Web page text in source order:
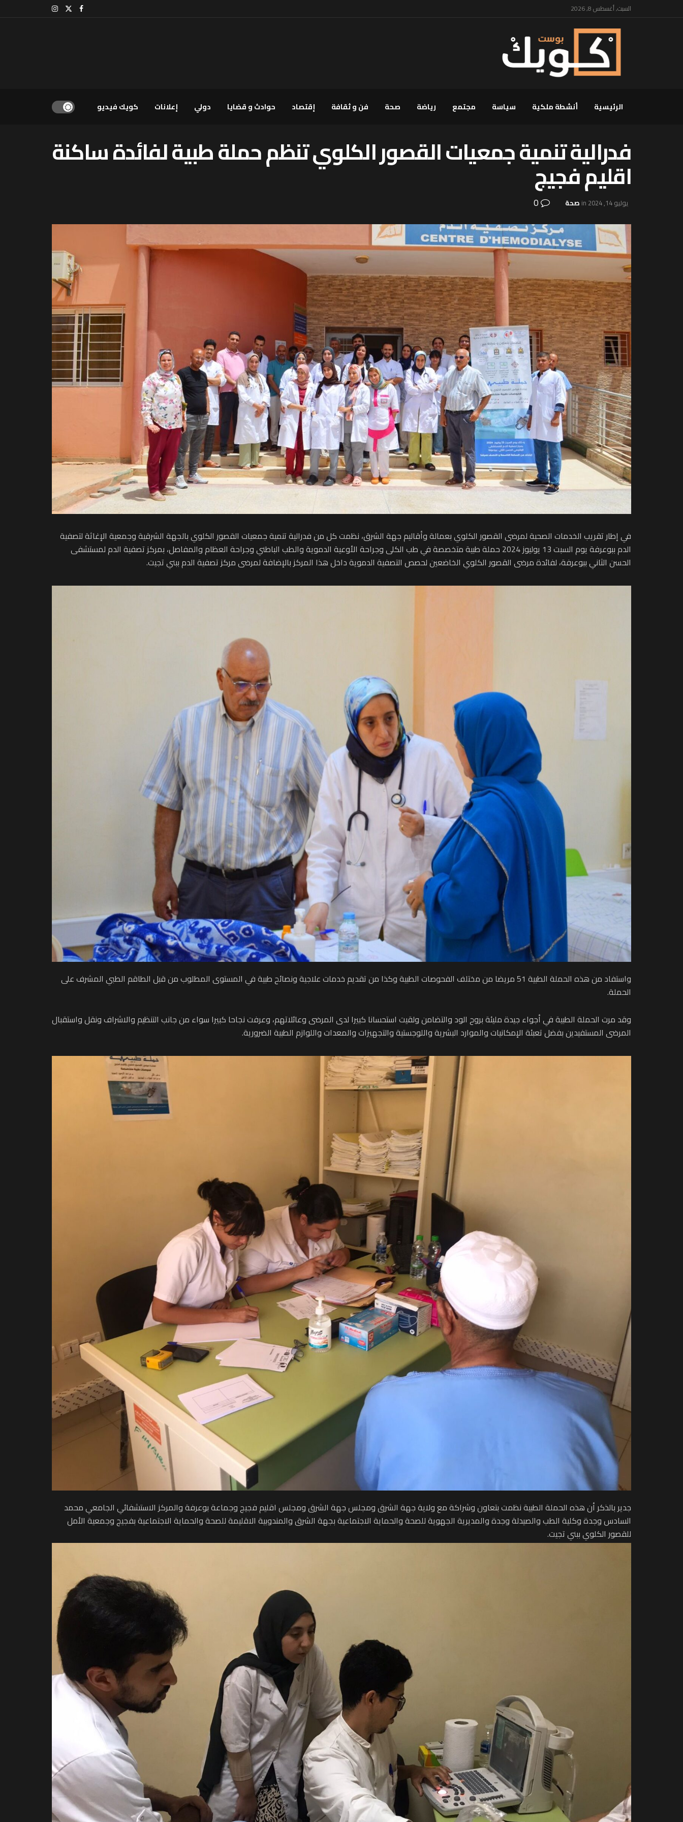
السبت, أغسطس 8, 2026
الرئيسية أنشطة ملكية سياسة مجتمع رياضة صحة فن و ثقافة إقتصاد حوادث و قضايا دولي إعلانات كويك فيديو
فدرالية تنمية جمعيات القصور الكلوي تنظم حملة طبية لفائدة ساكنة
اقليم فجيج
يوليو 14, 2024 in صحة
في إطار تقريب الخدمات الصحية لمرضى القصور الكلوي بعمالة وأقاليم جهة الشرق، نظمت كل من فدرالية تنمية جمعيات القصور الكلوي بالجهة الشرقية وجمعية الإغاثة لتصفية
الدم ببوعرفة يوم السبت 13 يوليوز 2024 حملة طبية متخصصة في طب الكلى وجراحة الأوعية الدموية والطب الباطني وجراحة العظام والمفاصل، بمركز تصفية الدم لمستشفى
الحسن الثاني ببوعرفة، لفائدة مرضى القصور الكلوي الخاضعين لحصص التصفية الدموية داخل هذا المركز بالإضافة لمرضى مركز تصفية الدم ببني تجيت.
واستفاد من هذه الحملة الطبية 51 مريضا من مختلف الفحوصات الطبية وكذا من تقديم خدمات علاجية ونصائح طبية في المستوى المطلوب من قبل الطاقم الطبي المشرف على
الحملة.
وقد مرت الحملة الطبية في أجواء جيدة مليئة بروح الود والتضامن ولقيت استحسانا كبيرا لدى المرضى وعائلاتهم، وعرفت نجاحا كبيرا سواء من جانب التنظيم والاشراف ونقل واستقبال
المرضى المستفيدين بفضل تعبئة الإمكانيات والموارد البشرية واللوجستية والتجهيزات والمعدات واللوازم الطبية الضرورية.
جدير بالذكر أن هذه الحملة الطبية نظمت بتعاون وشراكة مع ولاية جهة الشرق ومجلس جهة الشرق ومجلس اقليم فجيج وجماعة بوعرفة والمركز الاستشفائي الجامعي محمد
السادس وجدة وكلية الطب والصيدلة وجدة والمديرية الجهوية للصحة والحماية الاجتماعية بجهة الشرق والمندوبية الاقليمة للصحة والحماية الاجتماعية بفجيج وجمعية الأمل
للقصور الكلوي ببني تجيت.